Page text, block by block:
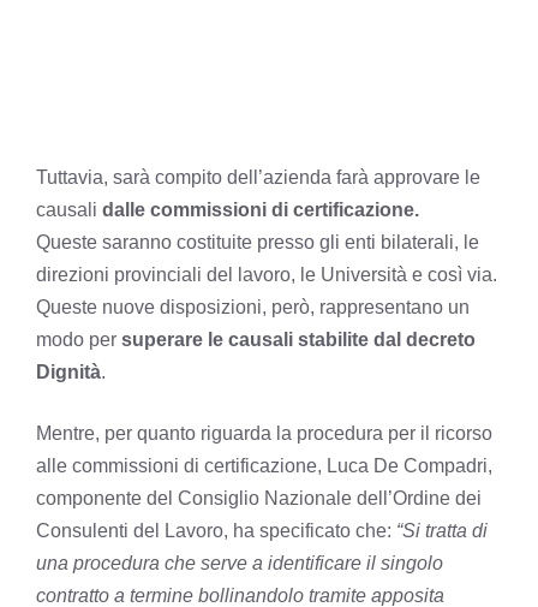
Tuttavia, sarà compito dell’azienda farà approvare le
causali dalle commissioni di certificazione.
Queste saranno costituite presso gli enti bilaterali, le
direzioni provinciali del lavoro, le Università e così via.
Queste nuove disposizioni, però, rappresentano un
modo per superare le causali stabilite dal decreto
Dignità.
Mentre, per quanto riguarda la procedura per il ricorso
alle commissioni di certificazione, Luca De Compadri,
componente del Consiglio Nazionale dell’Ordine dei
Consulenti del Lavoro, ha specificato che: “Si tratta di
una procedura che serve a identificare il singolo
contratto a termine bollinandolo tramite apposita